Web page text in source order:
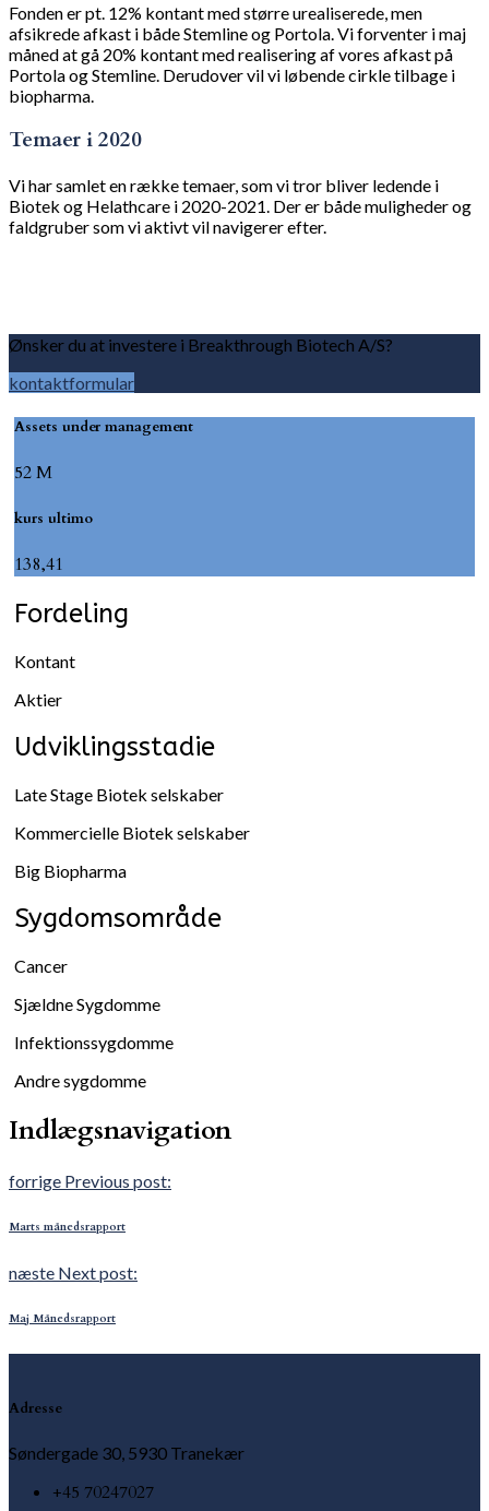
Fonden er pt. 12% kontant med større urealiserede, men
afsikrede afkast i både Stemline og Portola. Vi forventer i maj
måned at gå 20% kontant med realisering af vores afkast på
Portola og Stemline. Derudover vil vi løbende cirkle tilbage i
biopharma.
Temaer i 2020
Vi har samlet en række temaer, som vi tror bliver ledende i
Biotek og Helathcare i 2020-2021. Der er både muligheder og
faldgruber som vi aktivt vil navigerer efter.
Ønsker du at investere i Breakthrough Biotech A/S?
kontaktformular
Assets under management
52 M
kurs ultimo
138,41
Fordeling
Kontant
Aktier
Udviklingsstadie
Late Stage Biotek selskaber
Kommercielle Biotek selskaber
Big Biopharma
Sygdomsområde
Cancer
Sjældne Sygdomme
Infektionssygdomme
Andre sygdomme
Indlægsnavigation
forrige Previous post:
Marts månedsrapport
næste Next post:
Maj Månedsrapport
Adresse
Søndergade 30, 5930 Tranekær
+45 70247027